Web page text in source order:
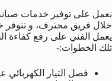
نعمل على توفير خدمات
يعمل الفني على رفع كفاءة
تلك الخطوات:-
فصل التيار